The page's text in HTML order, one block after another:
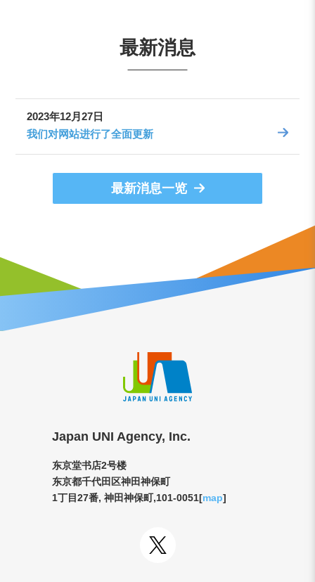
最新消息
2023年12月27日
我们对网站进行了全面更新
最新消息一览
Japan UNI Agency, Inc.
东京堂书店2号楼
东京都千代田区神田神保町
1丁目27番, 神田神保町,101-0051[map]